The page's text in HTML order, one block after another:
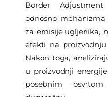
Border Adjustment
odnosno
za emisije ugljenika,
efekti na
Nakon toga,
u proizvodnji
posebnim